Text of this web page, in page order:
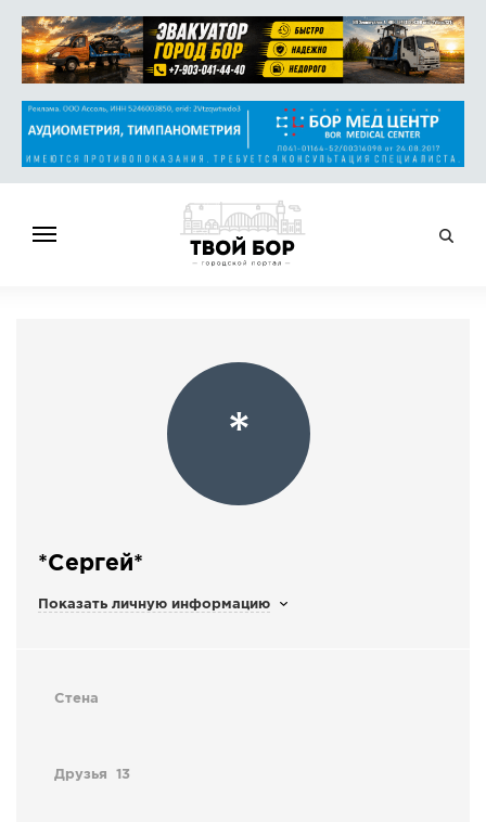
СПРАВОЧНИК
ОБЪЯВЛЕНИЯ
СТАТЬИ
*
*Сергей*
Показать личную информацию
Стена
Друзья 13